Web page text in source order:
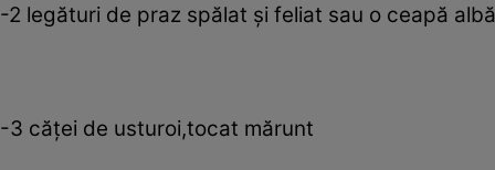
-2 legături de praz spălat şi feliat sau o ceapă albă
-3 căţei de usturoi,tocat mărunt